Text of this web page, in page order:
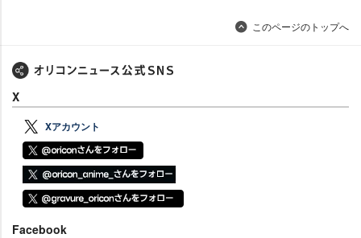
このページのトップへ
X
Xアカウント
Facebook